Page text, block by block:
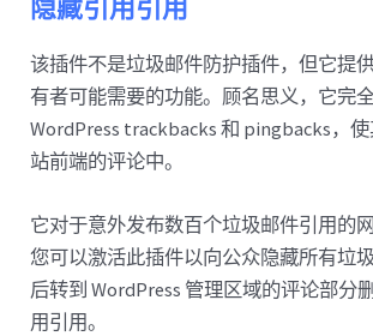
隐藏引用引用
该插件不是垃圾邮件防护插件，但它提
有者可能需要的功能。顾名思义，它完
WordPress trackbacks 和 pingbacks，
站前端的评论中。
它对于意外发布数百个垃圾邮件引用的
您可以激活此插件以向公众隐藏所有垃
后转到 WordPress 管理区域的评论部分
用引用。